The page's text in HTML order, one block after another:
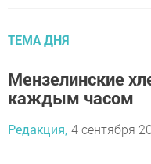
ТЕМА ДНЯ
Мензелинские
каждым часом
Редакция, 4 сентября